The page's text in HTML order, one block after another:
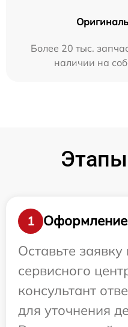
Более 20 тыс.
наличии на
1
Оформление
Оставьте заявку
сервисного
консультант
для уточнения